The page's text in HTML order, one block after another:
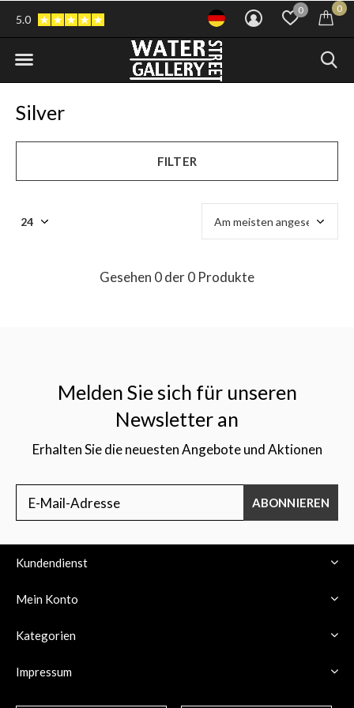
0 0
5.0
Silver
FILTER
Gesehen 0 der 0 Produkte
Melden Sie sich für unseren
Newsletter an
Erhalten Sie die neuesten Angebote und Aktionen
ABONNIEREN
Kundendienst
Mein Konto
Kategorien
Impressum